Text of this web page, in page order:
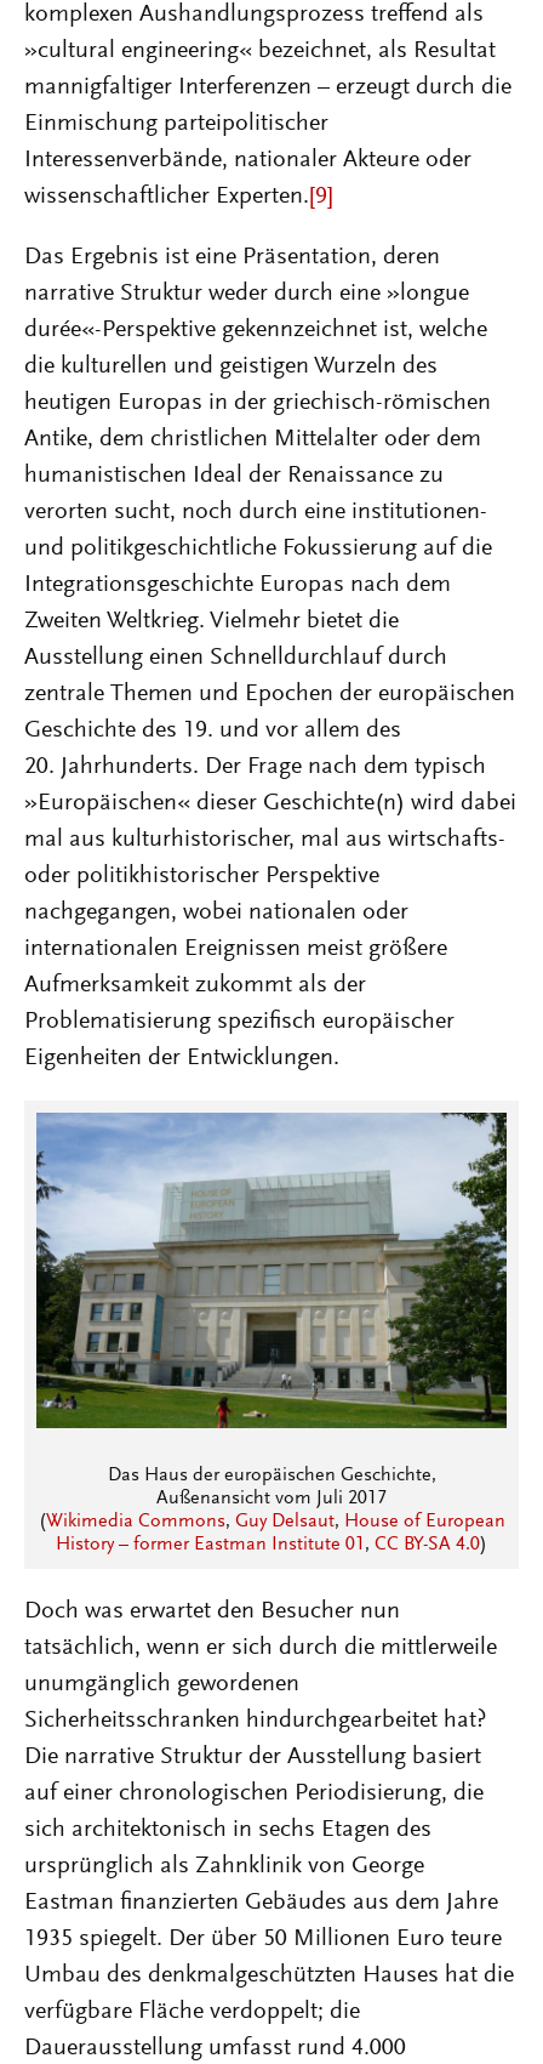
komplexen Aushandlungsprozess treffend als
»cultural engineering« bezeichnet, als Resultat
mannigfaltiger Interferenzen – erzeugt durch die
Einmischung parteipolitischer
Interessenverbände, nationaler Akteure oder
wissenschaftlicher Experten. [9]
Das Ergebnis ist eine Präsentation, deren
narrative Struktur weder durch eine »longue
durée«-Perspektive gekennzeichnet ist, welche
die kulturellen und geistigen Wurzeln des
heutigen Europas in der griechisch-römischen
Antike, dem christlichen Mittelalter oder dem
humanistischen Ideal der Renaissance zu
verorten sucht, noch durch eine institutionen-
und politikgeschichtliche Fokussierung auf die
Integrationsgeschichte Europas nach dem
Zweiten Weltkrieg. Vielmehr bietet die
Ausstellung einen Schnelldurchlauf durch
zentrale Themen und Epochen der europäischen
Geschichte des 19. und vor allem des
20. Jahrhunderts. Der Frage nach dem typisch
»Europäischen« dieser Geschichte(n) wird dabei
mal aus kulturhistorischer, mal aus wirtschafts-
oder politikhistorischer Perspektive
nachgegangen, wobei nationalen oder
internationalen Ereignissen meist größere
Aufmerksamkeit zukommt als der
Problematisierung spezifisch europäischer
Eigenheiten der Entwicklungen.
Das Haus der europäischen Geschichte,
Außenansicht vom Juli 2017
(Wikimedia Commons, Guy Delsaut, House of European
History – former Eastman Institute 01 , CC BY-SA 4.0)
Doch was erwartet den Besucher nun
tatsächlich, wenn er sich durch die mittlerweile
unumgänglich gewordenen
Sicherheitsschranken hindurchgearbeitet hat?
Die narrative Struktur der Ausstellung basiert
auf einer chronologischen Periodisierung, die
sich architektonisch in sechs Etagen des
ursprünglich als Zahnklinik von George
Eastman finanzierten Gebäudes aus dem Jahre
1935 spiegelt. Der über 50 Millionen Euro teure
Umbau des denkmalgeschützten Hauses hat die
verfügbare Fläche verdoppelt; die
Dauerausstellung umfasst rund 4.000